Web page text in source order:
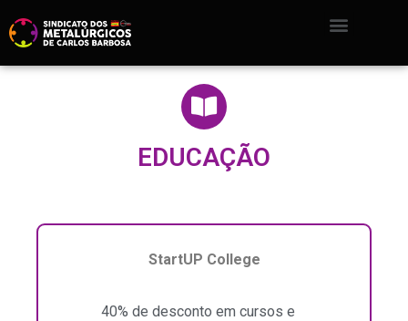
EDUCAÇÃO
StartUP College
40% de desconto em cursos e